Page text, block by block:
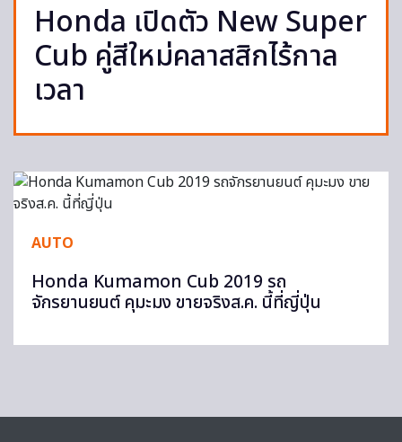
Honda เปิดตัว New Super
Cub คู่สีใหม่คลาสสิกไร้กาล
เวลา
AUTO
Honda Kumamon Cub 2019 รถ
จักรยานยนต์ คุมะมง ขายจริงส.ค. นี้ที่ญี่ปุ่น